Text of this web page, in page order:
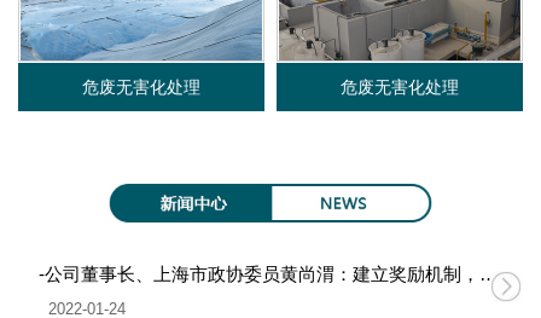
危废无害化处理 危废无害化处理
-公司董事长、上海市政协委员黄尚渭：建立奖励机制，促进无废城市建设
2022-01-24